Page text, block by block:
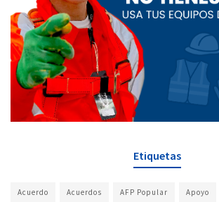
Etiquetas
Acuerdo Acuerdos AFP Popular Apoyo